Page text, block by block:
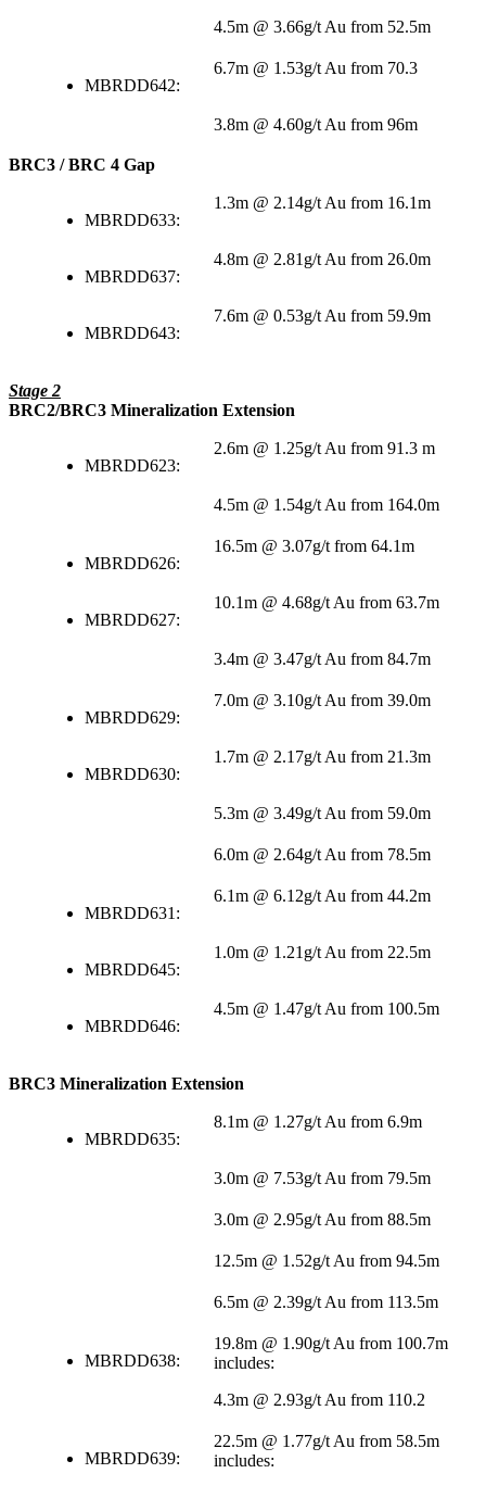
4.5m @ 3.66g/t Au from 52.5m
MBRDD642:
6.7m @ 1.53g/t Au from 70.3
3.8m @ 4.60g/t Au from 96m
BRC3 / BRC 4 Gap
MBRDD633:
1.3m @ 2.14g/t Au from 16.1m
MBRDD637:
4.8m @ 2.81g/t Au from 26.0m
MBRDD643:
7.6m @ 0.53g/t Au from 59.9m
Stage 2
BRC2/BRC3 Mineralization Extension
MBRDD623:
2.6m @ 1.25g/t Au from 91.3 m
4.5m @ 1.54g/t Au from 164.0m
MBRDD626:
16.5m @ 3.07g/t from 64.1m
MBRDD627:
10.1m @ 4.68g/t Au from 63.7m
3.4m @ 3.47g/t Au from 84.7m
MBRDD629:
7.0m @ 3.10g/t Au from 39.0m
MBRDD630:
1.7m @ 2.17g/t Au from 21.3m
5.3m @ 3.49g/t Au from 59.0m
6.0m @ 2.64g/t Au from 78.5m
MBRDD631:
6.1m @ 6.12g/t Au from 44.2m
MBRDD645:
1.0m @ 1.21g/t Au from 22.5m
MBRDD646:
4.5m @ 1.47g/t Au from 100.5m
BRC3 Mineralization Extension
MBRDD635:
8.1m @ 1.27g/t Au from 6.9m
3.0m @ 7.53g/t Au from 79.5m
3.0m @ 2.95g/t Au from 88.5m
12.5m @ 1.52g/t Au from 94.5m
6.5m @ 2.39g/t Au from 113.5m
MBRDD638:
19.8m @ 1.90g/t Au from 100.7m
includes:
4.3m @ 2.93g/t Au from 110.2
MBRDD639:
22.5m @ 1.77g/t Au from 58.5m
includes: